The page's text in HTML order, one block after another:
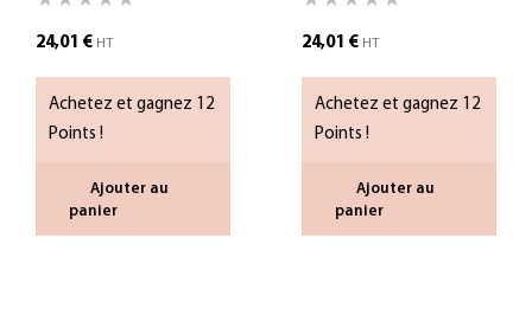
24,01 € HT
Achetez et gagnez 12
Points !
Ajouter au
panier
24,01 € HT
Achetez et gagnez 12
Points !
Ajouter au
panier